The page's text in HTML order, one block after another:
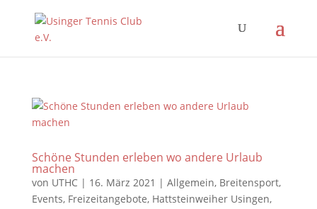
Schöne Stunden erleben wo andere Urlaub
machen
von UTHC| 16. März 2021 | Allgemein, Breitensport,
Events, Freizeitangebote, Hattsteinweiher Usingen,